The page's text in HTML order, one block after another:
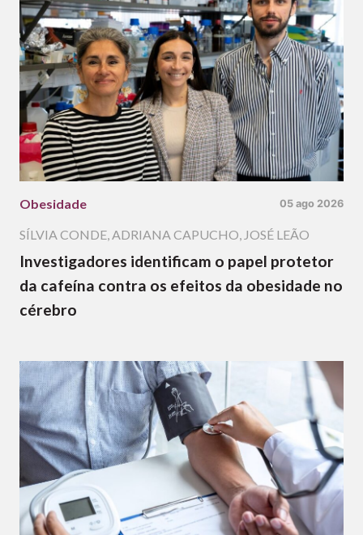
Obesidade 05 ago 2026
SÍLVIA CONDE,ADRIANA CAPUCHO, JOSÉ LEÃO
Investigadores identificam o papel protetor
da cafeína contra os efeitos da obesidade no
cérebro